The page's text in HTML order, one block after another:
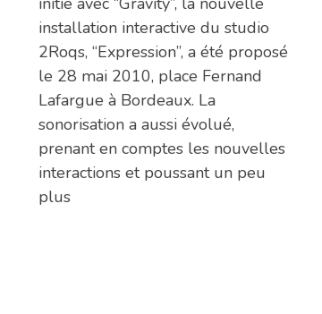
installation interactive du studio
2Roqs, “Expression”, a été proposé
le 28 mai 2010, place Fernand
Lafargue à Bordeaux. La
sonorisation a aussi évolué,
prenant en comptes les nouvelles
interactions et poussant un peu
plus